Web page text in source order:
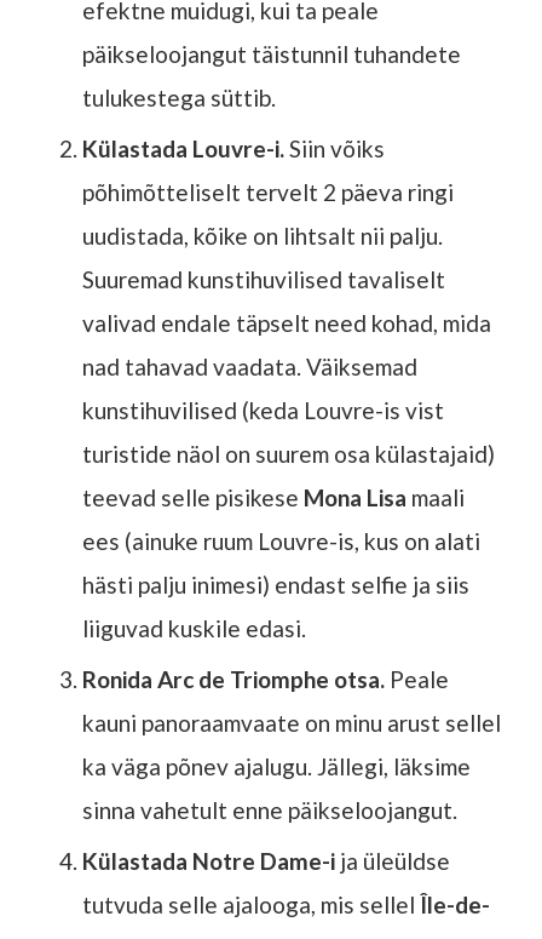
efektne muidugi, kui ta peale
päikseloojangut täistunnil tuhandete
tulukestega süttib.
Külastada Louvre-i.Siin võiks
põhimõtteliselt tervelt 2 päeva ringi
uudistada, kõike on lihtsalt nii palju.
Suuremad kunstihuvilised tavaliselt
valivad endale täpselt need kohad, mida
nad tahavad vaadata. Väiksemad
kunstihuvilised (keda Louvre-is vist
turistide näol on suurem osa külastajaid)
teevad selle pisikese Mona Lisa maali
ees (ainuke ruum Louvre-is, kus on alati
hästi palju inimesi) endast selfie ja siis
liiguvad kuskile edasi.
Ronida Arc de Triomphe otsa.Peale
kauni panoraamvaate on minu arust sellel
ka väga põnev ajalugu. Jällegi, läksime
sinna vahetult enne päikseloojangut.
Külastada Notre Dame-ija üleüldse
tutvuda selle ajalooga, mis sellel Île-de-